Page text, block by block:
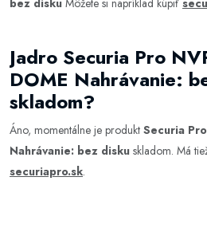
bez disku Môžete si napríklad kúpiť
Jadro Securia Pro
DOME Nahrávanie:
skladom?
Áno, momentálne je produkt Securia
Nahrávanie: bez disku skladom. Má
securiapro.sk.